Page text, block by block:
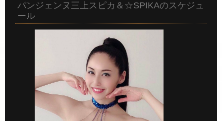
パンジェンヌ三上スピカ＆☆SPIKAのスケジュ
ール